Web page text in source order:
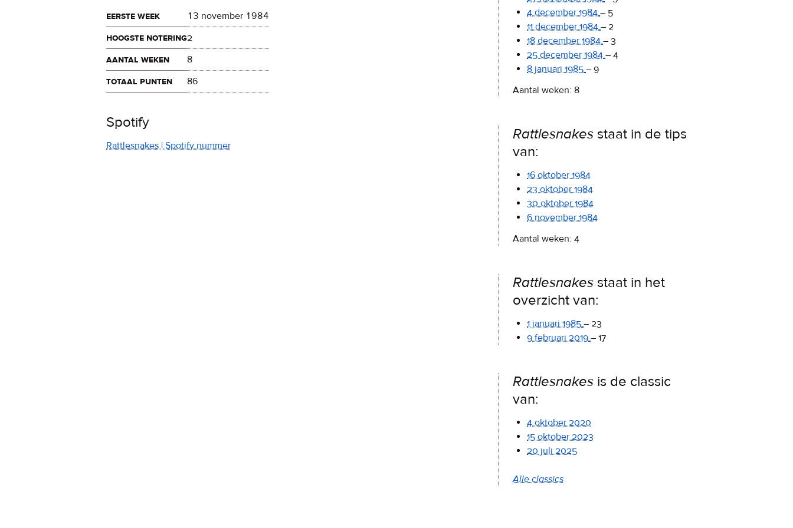
eerste week
13 november 1984
hoogste notering2
aantal weken
8
totaal punten
86
Spotify
Rattlesnakes | Spotify nummer
4 december 1984 – 5
11 december 1984 – 2
18 december 1984 – 3
25 december 1984 – 4
8 januari 1985 – 9
Aantal weken: 8
Rattlesnakes staat in de tips
van:
16 oktober 1984
23 oktober 1984
30 oktober 1984
6 november 1984
Aantal weken: 4
Rattlesnakes staat in het
overzicht van:
1 januari 1985 – 23
9 februari 2019 – 17
Rattlesnakes is de classic
van:
4 oktober 2020
15 oktober 2023
20 juli 2025
Alle classics